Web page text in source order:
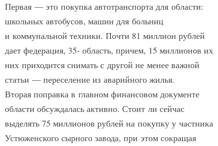
Первая — это покупка автотранспорта для области:
школьных автобусов, машин для больниц
и коммунальной техники. Почти 81 миллион рублей
дает федерация, 35- область, причем, 15 миллионов их
них приходится снимать с другой не менее важной
статьи — переселение из аварийного жилья.
Вторая поправка в главном финансовом документе
области обсуждалась активно. Стоит ли сейчас
выделять 75 миллионов рублей на покупку у частника
Устюженского сырного завода, при этом сокращая